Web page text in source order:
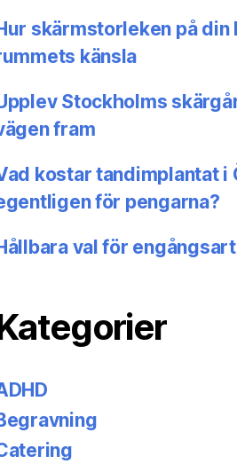
skärmstorleken på
känsla
Stockholms
fram
kostar tandimplantat i
för pengarna?
val för